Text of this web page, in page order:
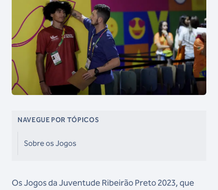
NAVEGUE POR TÓPICOS
Sobre os Jogos
Os Jogos da Juventude Ribeirão Preto 2023, que